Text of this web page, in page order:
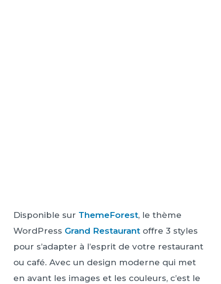
Disponible sur ThemeForest, le thème
WordPress Grand Restaurantoffre 3 styles
pour s’adapter à l’esprit de votre restaurant
ou café. Avec un design moderne qui met
en avant les images et les couleurs, c’est le